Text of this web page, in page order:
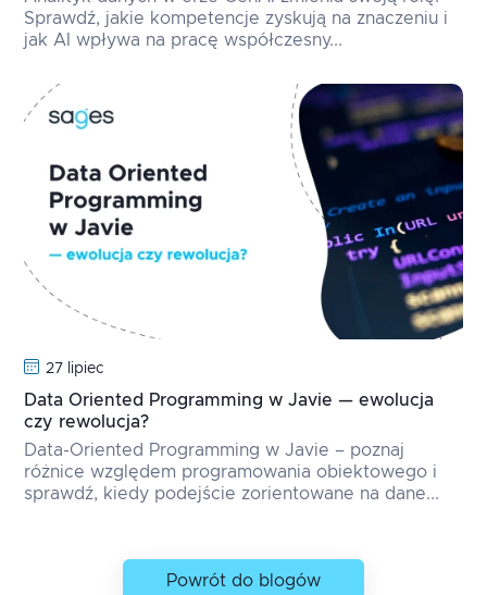
Sprawdź, jakie kompetencje zyskują na znaczeniu i
jak AI wpływa na pracę współczesny...
27 lipiec
Data Oriented Programming w Javie — ewolucja
czy rewolucja?
Data-Oriented Programming w Javie – poznaj
różnice względem programowania obiektowego i
sprawdź, kiedy podejście zorientowane na dane...
Powrót do blogów